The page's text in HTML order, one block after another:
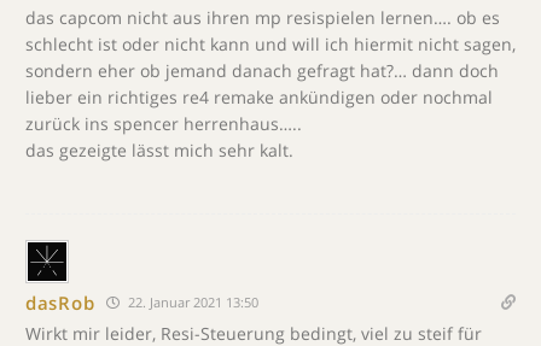
das capcom nicht aus ihren mp resispielen lernen…. ob es
schlecht ist oder nicht kann und will ich hiermit nicht sagen,
sondern eher ob jemand danach gefragt hat?… dann doch
lieber ein richtiges re4 remake ankündigen oder nochmal
zurück ins spencer herrenhaus…..
das gezeigte lässt mich sehr kalt.
dasRob 22. Januar 2021 13:50
Wirkt mir leider, Resi-Steuerung bedingt, viel zu steif für